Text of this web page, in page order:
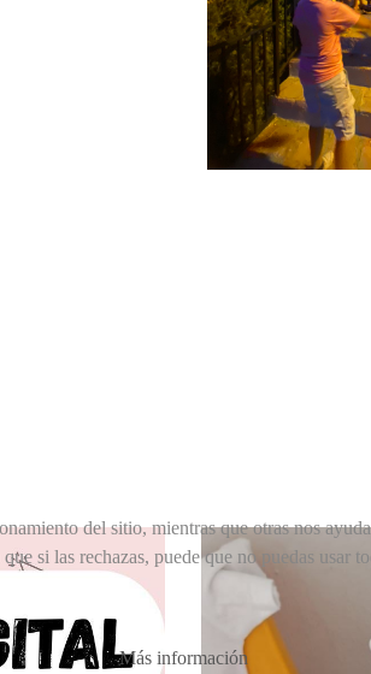
del sitio, mientras que otras nos
si las rechazas, puede que no puedas usar
Más información